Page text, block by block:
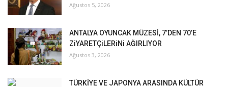
Ağustos 5, 2026
ANTALYA OYUNCAK MÜZESİ, 7’DEN 70’E
ZiYARETÇiLERiNi AĞIRLIYOR
Ağustos 3, 2026
TÜRKİYE VE JAPONYA ARASINDA KÜLTÜR